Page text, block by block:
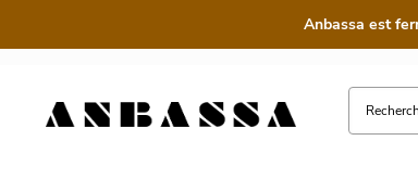
Anbassa est